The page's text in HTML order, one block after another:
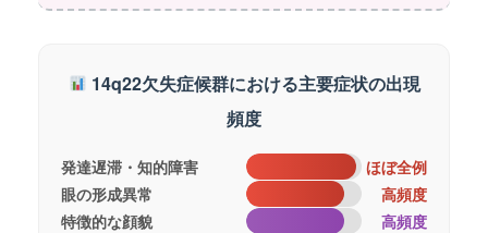
14q22欠失症候群における主要症状の出現
頻度
発達遅滞・知的障害
ほぼ全例
眼の形成異常
高頻度
特徴的な顔貌
高頻度